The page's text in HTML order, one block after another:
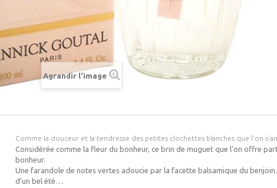
Agrandir l'image
Comme la douceur et la tendresse des petites clochettes blanches que l'on
Considérée comme la fleur du bonheur, ce brin de muguet que l'on offre
bonheur.
Une farandole de notes vertes adoucie par la facette balsamique du
d’un bel été…